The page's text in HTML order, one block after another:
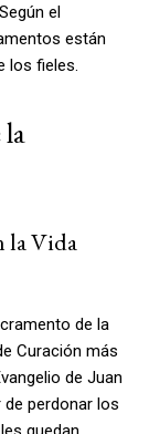
el
están
los fieles.
la Vida
de la
Curación más
de Juan
perdonar los